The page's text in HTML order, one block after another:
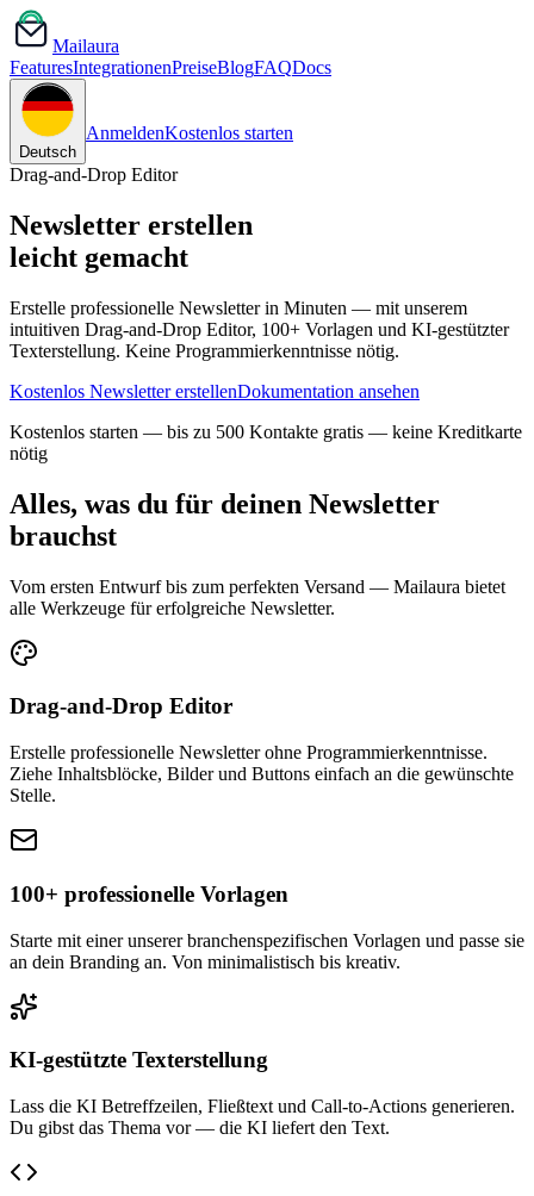
Mailaura
FeaturesIntegrationenPreiseBlogFAQDocs
Deutsch
AnmeldenKostenlos starten
Drag-and-Drop Editor
Newsletter erstellen
leicht gemacht
Erstelle professionelle Newsletter in Minuten — mit unserem
intuitiven Drag-and-Drop Editor, 100+ Vorlagen und KI-gestützter
Texterstellung. Keine Programmierkenntnisse nötig.
Kostenlos Newsletter erstellenDokumentation ansehen
Kostenlos starten — bis zu 500 Kontakte gratis — keine Kreditkarte
nötig
Alles, was du für deinen Newsletter
brauchst
Vom ersten Entwurf bis zum perfekten Versand — Mailaura bietet
alle Werkzeuge für erfolgreiche Newsletter.
Drag-and-Drop Editor
Erstelle professionelle Newsletter ohne Programmierkenntnisse.
Ziehe Inhaltsblöcke, Bilder und Buttons einfach an die gewünschte
Stelle.
100+ professionelle Vorlagen
Starte mit einer unserer branchenspezifischen Vorlagen und passe sie
an dein Branding an. Von minimalistisch bis kreativ.
KI-gestützte Texterstellung
Lass die KI Betreffzeilen, Fließtext und Call-to-Actions generieren.
Du gibst das Thema vor — die KI liefert den Text.